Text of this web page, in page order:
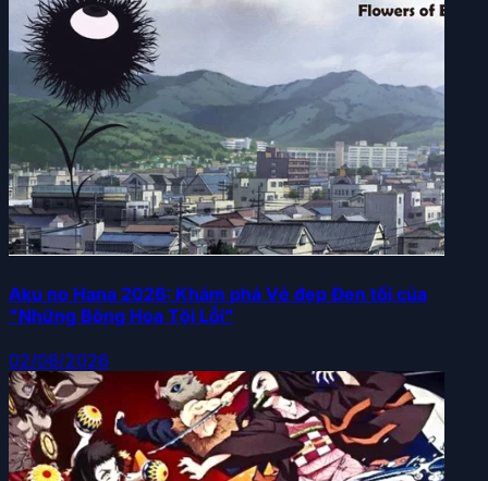
Aku no Hana 2026: Khám phá Vẻ đẹp Đen tối của
"Những Bông Hoa Tội Lỗi"
02/08/2026